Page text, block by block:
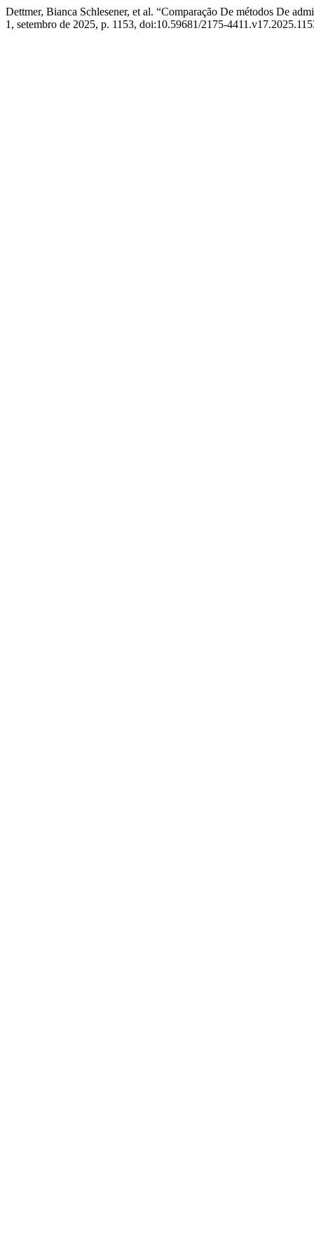
Dettmer, Bianca Schlesener, et al. “Comparação De métodos De
1, setembro de 2025, p. 1153, doi:10.59681/2175-